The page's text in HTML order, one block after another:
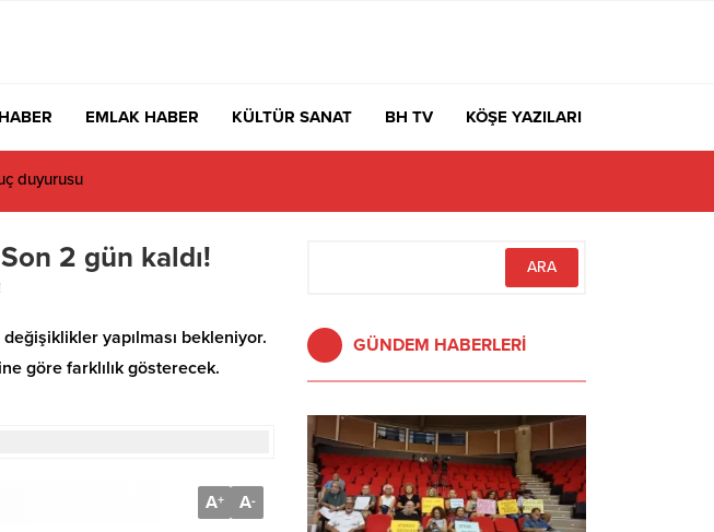
EMLAK HABER KÜLTÜR SANAT BH TV KÖŞE YAZILARI
proje konuşuluyor
2 gün kaldı!
yapılması bekleniyor.
göre farklılık gösterecek.
A+ A-
GÜNDEM HABERLERİ